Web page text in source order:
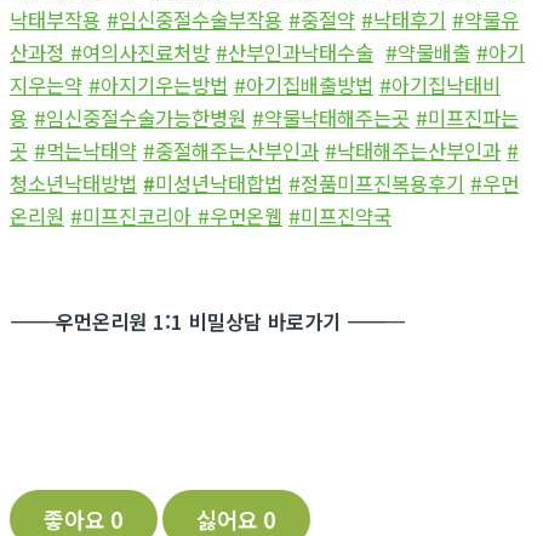
낙태부작용 #임신중절수술부작용 #중절약 #낙태후기 #약물유
산과정 #여의사진료처방 #산부인과낙태수술 #약물배출 #아기
지우는약 #아지기우는방법 #아기집배출방법 #아기집낙태비
용 #임신중절수술가능한병원 #약물낙태해주는곳 #미프진파는
곳 #먹는낙태약 #중절해주는산부인과 #낙태해주는산부인과 #
청소년낙태방법 #미성년낙태합법 #정품미프진복용후기 #우먼
온리원 #미프진코리아 #우먼온웹 #미프진약국
―――――――――――우먼온리원 1:1 비밀상담 바로가기 ―――――――――――
좋아요 0 싫어요 0